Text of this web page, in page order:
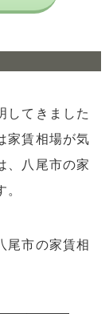
てきました
家賃相場が気
、八尾市の家
尾市の家賃相